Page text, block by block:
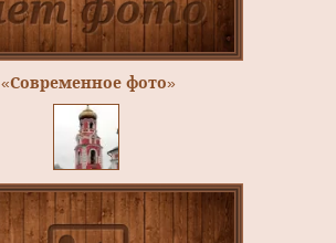
«Современное фото»